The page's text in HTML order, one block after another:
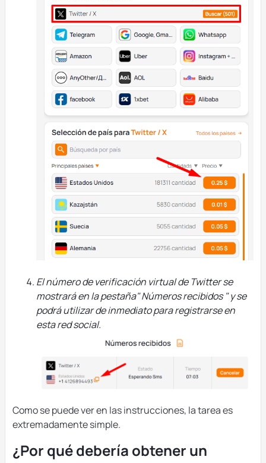
El número de verificación virtual de Twitter se
mostrará en la pestaña" Números recibidos " y se
podrá utilizar de inmediato para registrarse en
esta red social.
Como se puede ver en las instrucciones, la tarea es
extremadamente simple.
¿Por qué debería obtener un